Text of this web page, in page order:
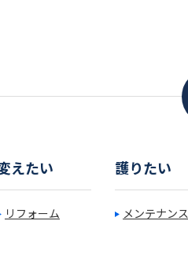
えたい
リフォーム
護りたい
メンテナンス